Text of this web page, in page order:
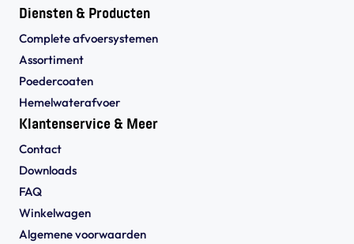
Diensten & Producten
Complete afvoersystemen
Assortiment
Poedercoaten
Hemelwaterafvoer
Klantenservice & Meer
Contact
Downloads
FAQ
Winkelwagen
Algemene voorwaarden